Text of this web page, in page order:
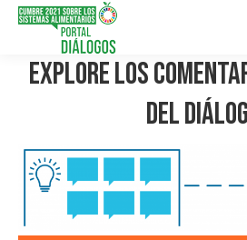
Explore los
del